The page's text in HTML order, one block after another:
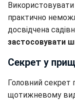
Використовувати
практично
досвідчена
застосовувати
Секрет у
Головний секрет
щотижневому